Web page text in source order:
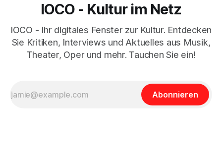
IOCO - Kultur im Netz
IOCO - Ihr digitales Fenster zur Kultur. Entdecken
Sie Kritiken, Interviews und Aktuelles aus Musik,
Theater, Oper und mehr. Tauchen Sie ein!
Abonnieren